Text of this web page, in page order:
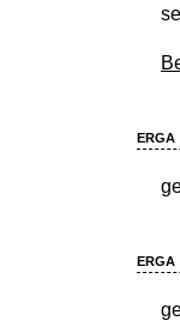
erga
erga